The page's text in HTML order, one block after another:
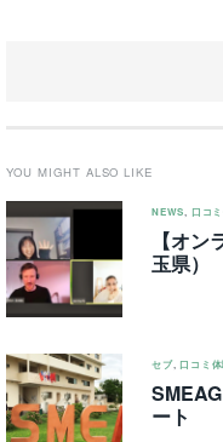
YOU MIGHT ALSO LIKE
NEWS 口コ
【オ
玉県）
セブ, 口コミ
ート